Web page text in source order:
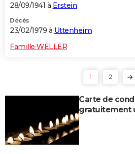
28/09/1941 à Erstein
Décès
23/02/1979 à Uttenheim
Famille WELLER
1 2
Carte de
gratuitement